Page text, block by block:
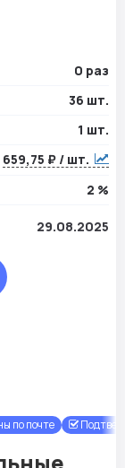
0 раз
36 шт.
1 шт.
659,75 ₽ / шт.
2 %
29.08.2025
по почте